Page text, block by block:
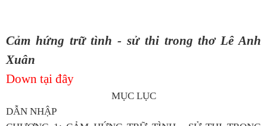
Cảm hứng trữ tình - sử thi trong thơ Lê Anh
Xuân
Down tại đây
MỤC LỤC
DẪN NHẬP